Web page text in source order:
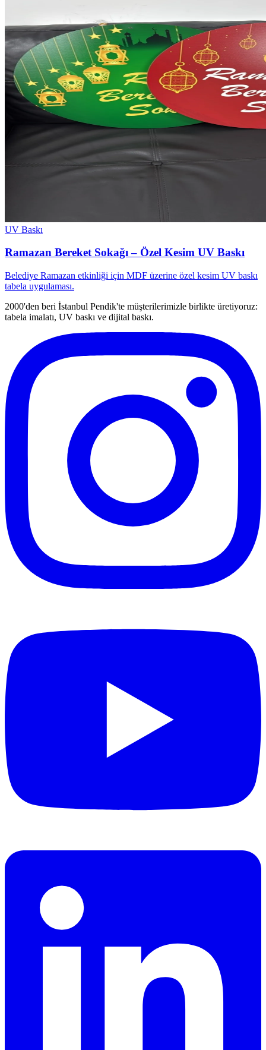
UV Baskı
Ramazan Bereket Sokağı – Özel Kesim UV Baskı
Belediye Ramazan etkinliği için MDF üzerine özel kesim UV baskı
tabela uygulaması.
2000'den beri İstanbul Pendik'te müşterilerimizle birlikte üretiyoruz:
tabela imalatı, UV baskı ve dijital baskı.